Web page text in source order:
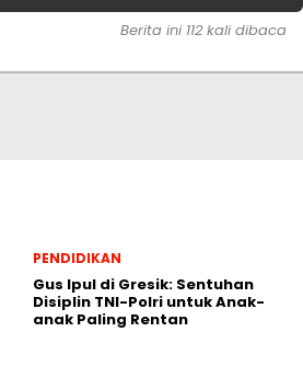
Berita ini 112 kali dibaca
PENDIDIKAN
Gus Ipul di Gresik: Sentuhan
Disiplin TNI-Polri untuk Anak-
anak Paling Rentan